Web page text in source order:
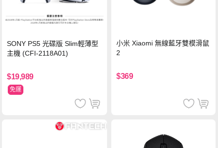
SONY PS5 光碟版 Slim輕薄型
主機 (CFI-2118A01)
$19,989
免運
小米 Xiaomi 無線藍牙雙模滑鼠
2
$369